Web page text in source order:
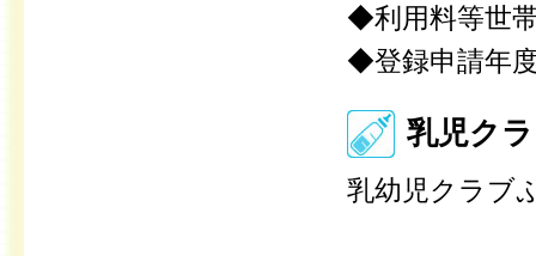
◆利用料等世
◆登録申請年
乳児ク
乳幼児クラブ